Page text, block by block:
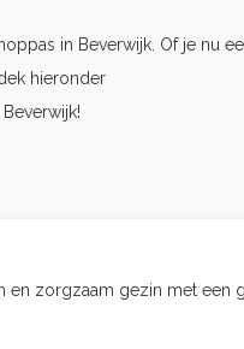
in Beverwijk. Of je nu
hieronder
zorgzaam gezin met een